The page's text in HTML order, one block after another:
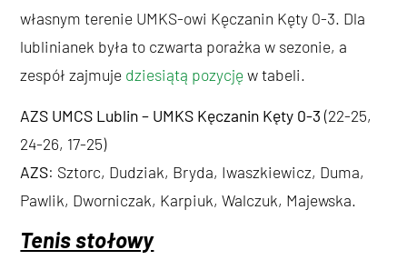
własnym terenie UMKS-owi Kęczanin Kęty 0-3. Dla
lublinianek była to czwarta porażka w sezonie, a
zespół zajmuje dziesiątą pozycjęw tabeli.
AZS UMCS Lublin – UMKS Kęczanin Kęty 0-3(22-25,
24-26, 17-25)
AZS: Sztorc, Dudziak, Bryda, Iwaszkiewicz, Duma,
Pawlik, Dworniczak, Karpiuk, Walczuk, Majewska.
Tenis stołowy